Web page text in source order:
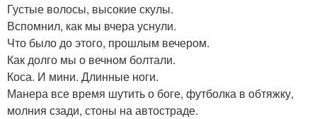
Густые волосы, высокие скулы.
Вспомнил, как мы вчера уснули.
Что было до этого, прошлым вечером.
Как долго мы о вечном болтали.
Коса. И мини. Длинные ноги.
Манера все время шутить о боге, футболка в обтяжку,
молния сзади, стоны на автостраде.